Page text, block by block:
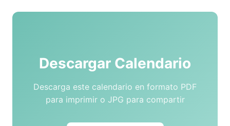
Descargar Calendario
Descarga este calendario en formato PDF
para imprimir o JPG para compartir